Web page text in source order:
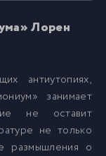
Лорен
антиутопиях,
занимает
не оставит
не только
размышления о